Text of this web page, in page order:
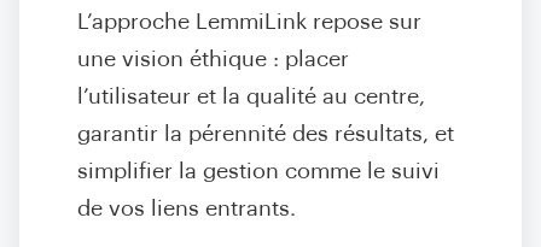
L’approche LemmiLink repose sur
une vision éthique : placer
l’utilisateur et la qualité au centre,
garantir la pérennité des résultats, et
simplifier la gestion comme le suivi
de vos liens entrants.